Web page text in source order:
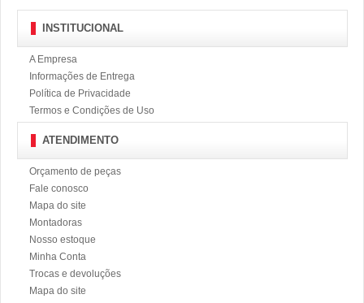
INSTITUCIONAL
A Empresa
Informações de Entrega
Política de Privacidade
Termos e Condições de Uso
ATENDIMENTO
Orçamento de peças
Fale conosco
Mapa do site
Montadoras
Nosso estoque
Minha Conta
Trocas e devoluções
Mapa do site